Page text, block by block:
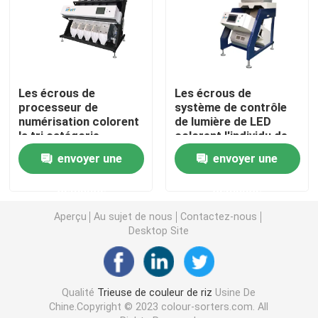
Trieuse de couleur d'épice
Trieuse Nuts de couleur
trieuse en plastique de couleur
trieuse de couleur de thé
Trieuse de couleur de ceinture
Trieuse infrarouge
Les écrous de
processeur de
numérisation colorent
la tri catégorie
chromatique
d'industrie de trieuse
envoyer une
Les écrous de
système de contrôle
de lumière de LED
colorent l'individu de
trieuse vérifiant 64
canauxenvoyer une
Aperçu Au sujet de nous
Contactez-nous
Desktop Site
Qualité Trieuse de couleur de riz Usine De
Chine.Copyright © 2023 colour-sorters.com. All